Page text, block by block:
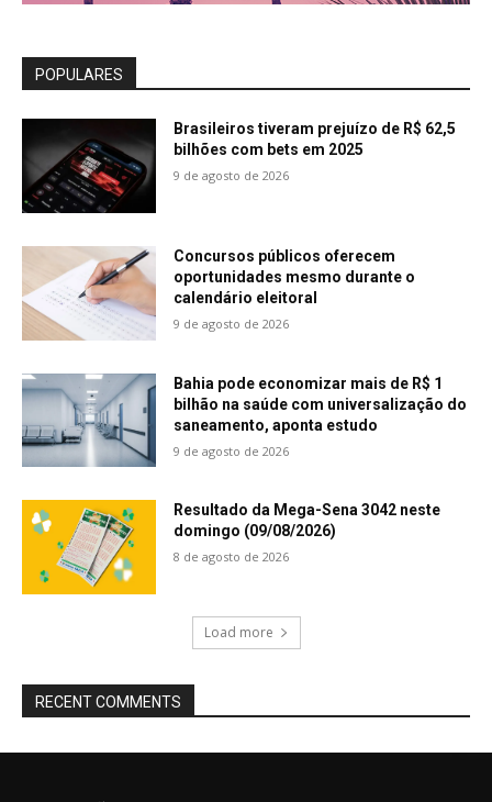
POPULARES
Brasileiros tiveram prejuízo de R$ 62,5
bilhões com bets em 2025
9 de agosto de 2026
Concursos públicos oferecem
oportunidades mesmo durante o
calendário eleitoral
9 de agosto de 2026
Bahia pode economizar mais de R$ 1
bilhão na saúde com universalização do
saneamento, aponta estudo
9 de agosto de 2026
Resultado da Mega-Sena 3042 neste
domingo (09/08/2026)
8 de agosto de 2026
Load more
RECENT COMMENTS